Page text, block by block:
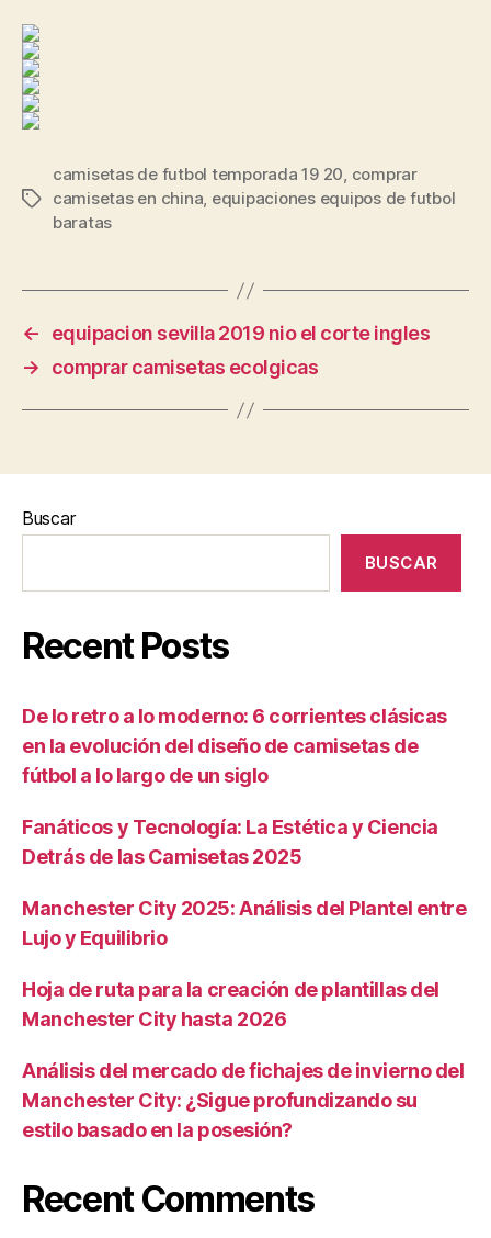
Etiquetas
camisetas de futbol temporada 19 20, comprar
camisetas en china, equipaciones equipos de futbol
baratas
←
equipacion sevilla 2019 nio el corte ingles
→
comprar camisetas ecolgicas
Buscar
BUSCAR
Recent Posts
De lo retro a lo moderno: 6 corrientes clásicas
en la evolución del diseño de camisetas de
fútbol a lo largo de un siglo
Fanáticos y Tecnología: La Estética y Ciencia
Detrás de las Camisetas 2025
Manchester City 2025: Análisis del Plantel entre
Lujo y Equilibrio
Hoja de ruta para la creación de plantillas del
Manchester City hasta 2026
Análisis del mercado de fichajes de invierno del
Manchester City: ¿Sigue profundizando su
estilo basado en la posesión?
Recent Comments